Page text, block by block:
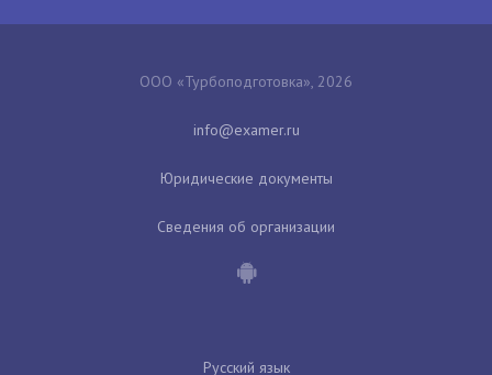
ООО «Турбоподготовка», 2026
Юридические документы
Сведения об организации
Русский язык